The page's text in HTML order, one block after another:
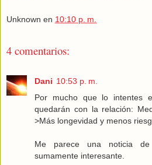
Unknown en 10:10 p. m.
4 comentarios:
Dani 10:53 p. m.
Por mucho que lo intentes
quedarán con la relación:
>Más longevidad y menos
Me parece una noticia
sumamente interesante.